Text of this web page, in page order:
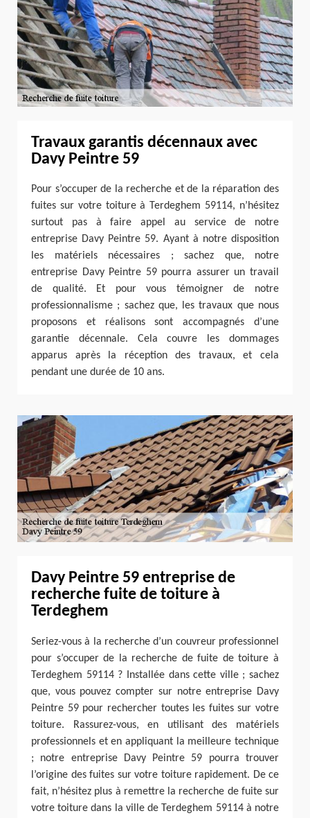
Travaux garantis décennaux avec
Davy Peintre 59
Pour s’occuper de la recherche et de la réparation des
fuites sur votre toiture à Terdeghem 59114, n’hésitez
surtout pas à faire appel au service de notre
entreprise Davy Peintre 59. Ayant à notre disposition
les matériels nécessaires ; sachez que, notre
entreprise Davy Peintre 59 pourra assurer un travail
de qualité. Et pour vous témoigner de notre
professionnalisme ; sachez que, les travaux que nous
proposons et réalisons sont accompagnés d’une
garantie décennale. Cela couvre les dommages
apparus après la réception des travaux, et cela
pendant une durée de 10 ans.
Davy Peintre 59 entreprise de
recherche fuite de toiture à
Terdeghem
Seriez-vous à la recherche d’un couvreur professionnel
pour s’occuper de la recherche de fuite de toiture à
Terdeghem 59114 ? Installée dans cette ville ; sachez
que, vous pouvez compter sur notre entreprise Davy
Peintre 59 pour rechercher toutes les fuites sur votre
toiture. Rassurez-vous, en utilisant des matériels
professionnels et en appliquant la meilleure technique
; notre entreprise Davy Peintre 59 pourra trouver
l’origine des fuites sur votre toiture rapidement. De ce
fait, n’hésitez plus à remettre la recherche de fuite sur
votre toiture dans la ville de Terdeghem 59114 à notre